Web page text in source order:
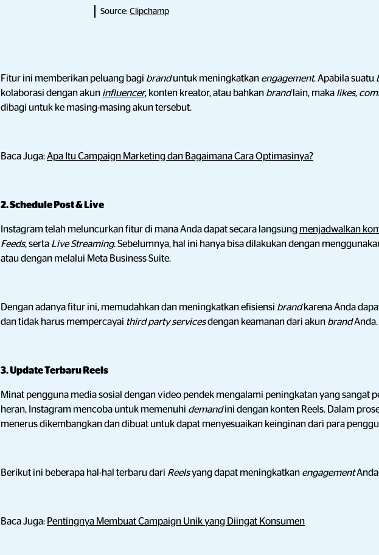
Source: Clipchamp
Fitur ini memberikan peluang bagi branduntuk meningkatkan engagement. Apabila suatu
kolaborasi dengan akun influencer, konten kreator, atau bahkan brand lain, maka likes,
dibagi untuk ke masing-masing akun tersebut.
Baca Juga:Apa Itu Campaign Marketing dan Bagaimana Cara Optimasinya?
2. Schedule Post & Live
Instagram telah meluncurkan fitur di mana Anda dapat secara langsung menjadwalkan
Feeds, serta Live Streaming. Sebelumnya, hal ini hanya bisa dilakukan dengan
atau dengan melalui Meta Business Suite.
Dengan adanya fitur ini, memudahkan dan meningkatkan efisiensi brandkarena Anda
dan tidak harus mempercayai third party servicesdengan keamanan dari akun brandAnda.
3. Update Terbaru Reels
Minat pengguna media sosial dengan video pendek mengalami peningkatan yang sangat
heran, Instagram mencoba untuk memenuhi demandini dengan konten Reels. Dalam
menerus dikembangkan dan dibuat untuk dapat menyesuaikan keinginan dari para
Berikut ini beberapa hal-hal terbaru dari Reelsyang dapat meningkatkan engagement
Baca Juga: Pentingnya Membuat Campaign Unik yang Diingat Konsumen